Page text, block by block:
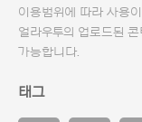
이용범위에 따라 사용
얼라우투의 업로드된
가능합니다.
태그